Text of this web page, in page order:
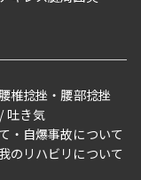
腰椎捻挫
腰部捻挫
吐き気
自爆事故について
のリハビリについて